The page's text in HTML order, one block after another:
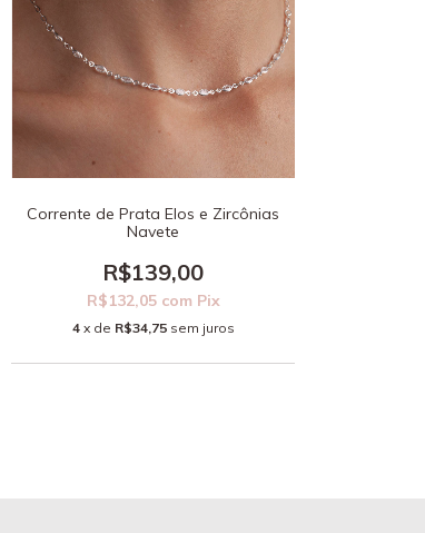
Corrente de Prata Elos e Zircônias
Navete
R$139,00
R$132,05 com Pix
4 x de R$34,75 sem juros